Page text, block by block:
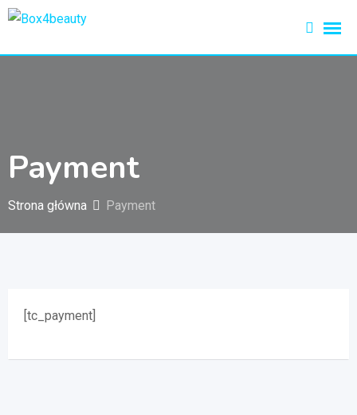
Przejdź
treści
Payment
Strona główna Payment
[tc_payment]